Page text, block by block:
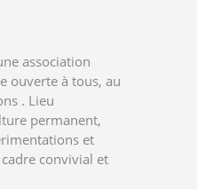
association
ouverte à tous, au
. Lieu
permanent,
et
convivial et